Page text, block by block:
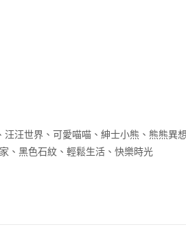
汪汪世界 、可愛喵喵、紳士小熊、熊熊異
、黑色石紋、輕鬆生活、快樂時光